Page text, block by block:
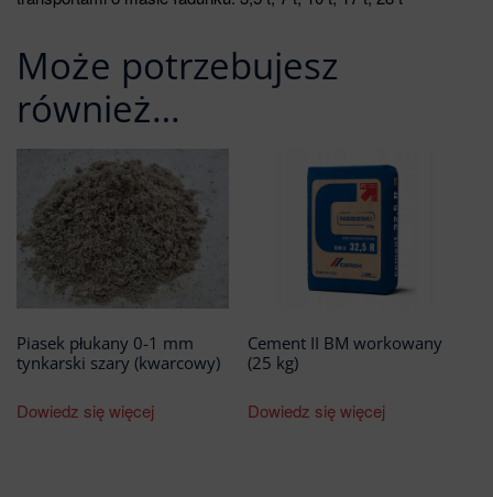
Może potrzebujesz
również…
Piasek płukany 0-1 mm
tynkarski szary (kwarcowy)
Dowiedz się więcej
Cement II BM workowany
(25 kg)
Dowiedz się więcej